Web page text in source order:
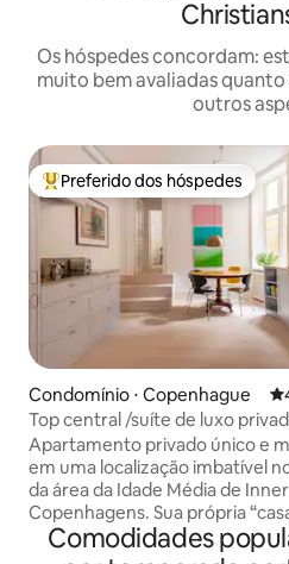
Os hóspedes concordam:
muito bem avaliadas
outros
Entre os melhores preferidos
Preferido dos hóspedes
Condomínio ⋅ Copenhague
Top central /suíte de luxo
de arte
Apartamento privado único e
em uma localização imbatível
da área da Idade Média de Inner
Copenhagens. Sua própria “casa da
cidade” com uma entrada
uma rua lateral tranquila. Um luxo de alta
Comodidades